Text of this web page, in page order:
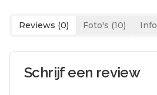
Reviews (0) Foto's (10) Info
Schrijf een review